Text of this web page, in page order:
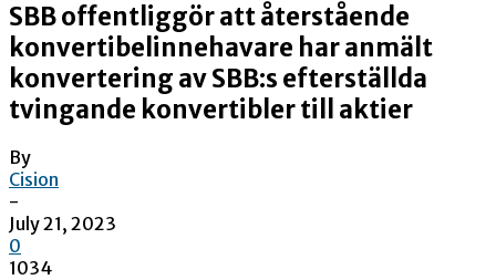
SBB offentliggör att återstående
konvertibelinnehavare har anmält
konvertering av SBB:s efterställda
tvingande konvertibler till aktier
By
Cision
-
July 21, 2023
0
1034